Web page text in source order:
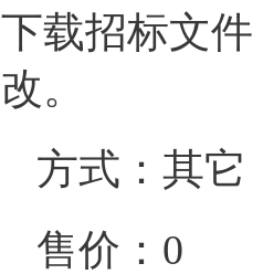
下载招标文
改。
方式：其它
售价：0